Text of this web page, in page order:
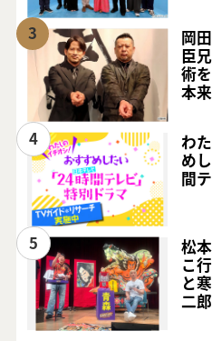
3
岡
臣
術
本
4
わ
め
間
5
松
こ
と
二